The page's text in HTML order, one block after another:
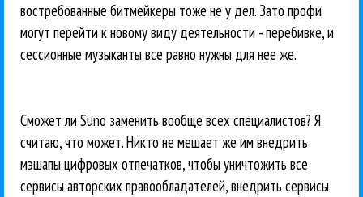
востребованные битмейкеры тоже не у дел. Зато профи
могут перейти к новому виду деятельности - перебивке, и
сессионные музыканты все равно нужны для нее же.
Сможет ли Suno заменить вообще всех специалистов? Я
считаю, что может. Никто не мешает же им внедрить
мэшапы цифровых отпечатков, чтобы уничтожить все
сервисы авторских правообладателей, внедрить сервисы